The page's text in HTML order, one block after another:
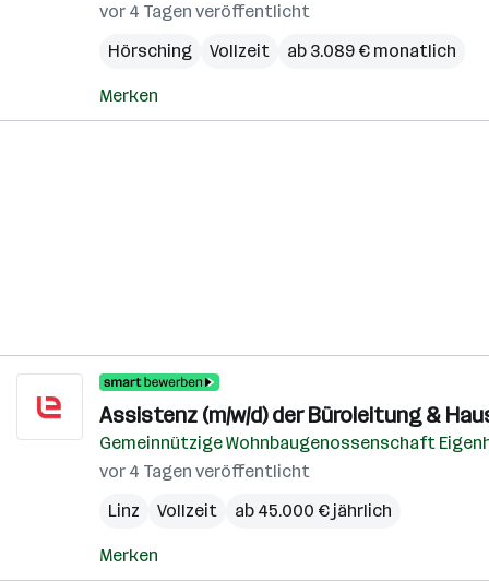
vor 4 Tagen veröffentlicht
Hörsching
Vollzeit ab 3.089 € monatlich
Merken
Assistenz (m/w/d) der Büroleitung &
Gemeinnützige Wohnbaugenossenschaft
vor 4 Tagen veröffentlicht
Linz
Vollzeit ab 45.000 € jährlich
Merken